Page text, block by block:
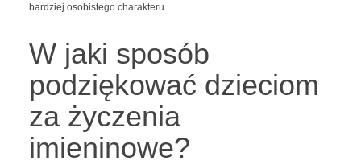
bardziej osobistego charakteru.
W jaki sposób
podziękować dzieciom
za życzenia
imieninowe?